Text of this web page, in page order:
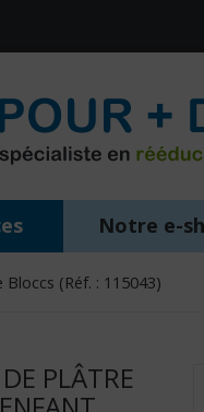
Notre e-
(Réf. : 115043)
PLÂTRE